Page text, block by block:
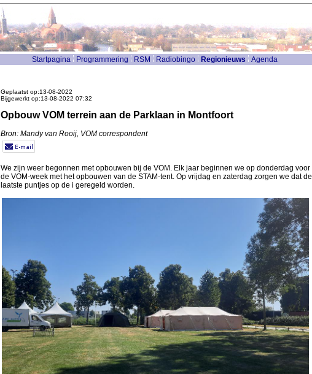
Startpagina Programmering RSM Radiobingo Regionieuws Agenda
Geplaatst op:13-08-2022
Bijgewerkt op:13-08-2022 07:32
Opbouw VOM terrein aan de Parklaan in Montfoort
Bron: Mandy van Rooij, VOM correspondent
We zijn weer begonnen met opbouwen bij de VOM. Elk jaar beginnen we op donderdag voor
de VOM-week met het opbouwen van de STAM-tent. Op vrijdag en zaterdag zorgen we dat de
laatste puntjes op de i geregeld worden.